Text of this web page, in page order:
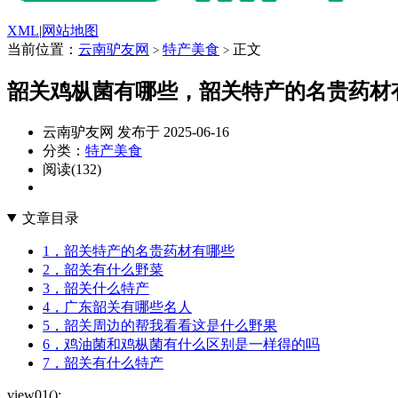
XML|网站地图
当前位置： 云南驴友网 > 特产美食 > 正文
韶关鸡枞菌有哪些，韶关特产的名贵药材
云南驴友网 发布于 2025-06-16
分类： 特产美食
阅读(132)
文章目录
1，韶关特产的名贵药材有哪些
2，韶关有什么野菜
3，韶关什么特产
4，广东韶关有哪些名人
5，韶关周边的帮我看看这是什么野果
6，鸡油菌和鸡枞菌有什么区别是一样得的吗
7，韶关有什么特产
view01();